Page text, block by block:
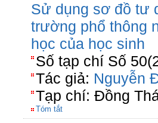
Sử dụng sơ đồ tư
trường phổ thông
học của học sinh
Số tạp chí Số
Tác giả: Nguyễn
Tạp chí: Đồng
Tóm tắt